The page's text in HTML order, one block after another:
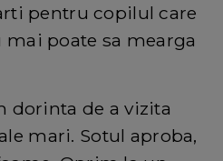
pentru copilul care
mai poate sa mearga
dorinta de a vizita
mari. Sotul aproba,